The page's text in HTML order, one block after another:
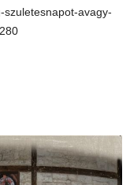
szuletesnapot-avagy-